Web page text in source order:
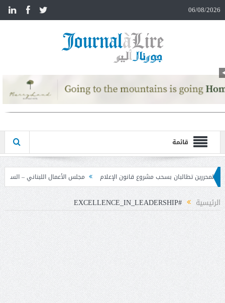
06/08/2026
قائمة
قانون الإعلام مجلس الأعمال اللبناني – السوري تابع نتائج زيارة دمشق وحدد
الرئيسية #EXCELLENCE_IN_LEADERSHIP